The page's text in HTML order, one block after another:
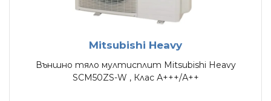
Mitsubishi Heavy
Външно тяло мултисплит Mitsubishi Heavy
SCM50ZS-W , Клас А+++/А++